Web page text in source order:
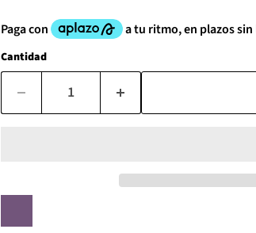
Cantidad